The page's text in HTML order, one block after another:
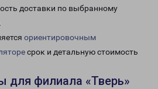
доставки по выбранному
.
ориентировочным
срок и детальную стоимость
для филиала «Тверь»